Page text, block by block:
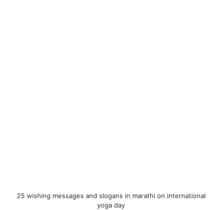
25 wishing messages and slogans in marathi on international
yoga day